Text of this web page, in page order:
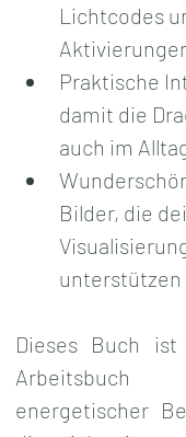
Lichtcodes
Praktische
damit die
auch im
Bilder, die
unterstützen
Dieses Buch
energetischer